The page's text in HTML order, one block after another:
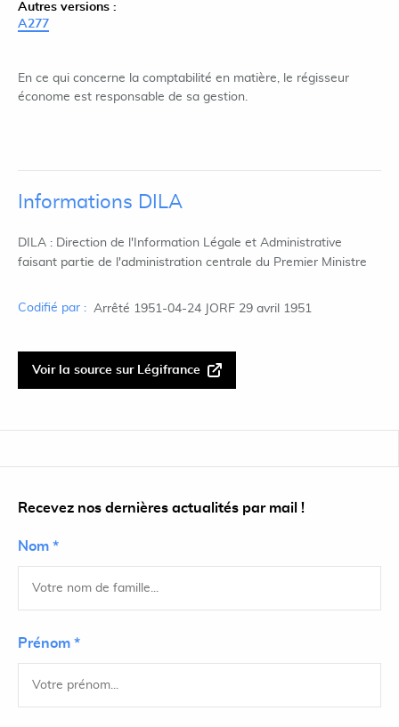
Autres versions :
A277
En ce qui concerne la comptabilité en matière, le régisseur
économe est responsable de sa gestion.
Informations DILA
DILA : Direction de l'Information Légale et Administrative
faisant partie de l'administration centrale du Premier Ministre
Codifié par : Arrêté 1951-04-24 JORF 29 avril 1951
Voir la source sur Légifrance
Recevez nos dernières actualités par mail !
Nom *
Prénom *